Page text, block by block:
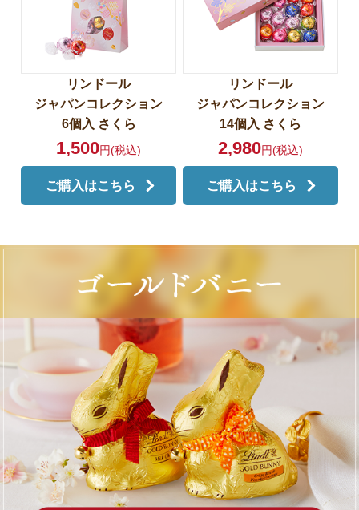
リンドール
ジャパンコレクション
6個入 さくら
1,500円(税込)
ご購入はこちら
リンドール
ジャパンコレクション
14個入 さくら
2,980円(税込)
ご購入はこちら